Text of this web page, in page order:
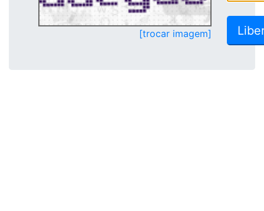
[trocar imagem]